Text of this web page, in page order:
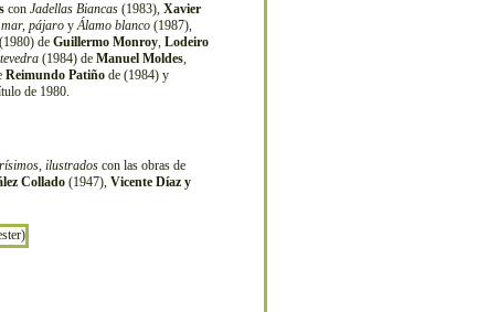
con Jadellas Biancas (1983), Xavier
pájaro yÁlamo blanco (1987),
(1980) de Guillermo Monroy, Lodeiro
(1984) de Manuel Moldes,
Reimundo Patiño de (1984) y
de 1980.
ilustrados con las obras de
Collado (1947), Vicente Díaz y